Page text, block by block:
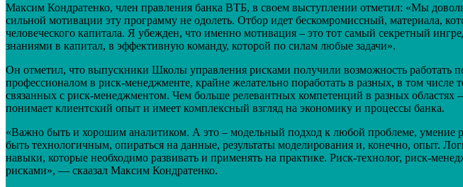
Максим Кондратенко, член правления банка ВТБ, в своем выступлении отметил: «Мы
сильной мотивации эту программу не одолеть. Отбор идет бескомромиссный, материала,
человеческого капитала. Я убежден, что именно мотивация – это тот самый секретный
знаниями в капитал, в эффективную команду, которой по силам любые задачи».
Он отметил, что выпускники Школы управления рисками получили возможность
профессионалом в риск-менеджменте, крайне желательно поработать в разных, в том
связанных с риск-менеджментом. Чем больше релевантных компетенций в разных областях
понимает клиентский опыт и имеет комплексный взгляд на экономику и процессы банка.
«Важно быть и хорошим аналитиком. А это – модельный подход к любой проблеме,
быть технологичным, опираться на данные, результаты моделирования и, конечно, опыт.
навыки, которые необходимо развивать и применять на практике. Риск-технолог, риск-
рисками», — скаазал Максим Кондратенко.